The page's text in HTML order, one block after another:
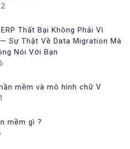
Thất Bại Không Phải Vì
Sự Thật Về Data Migration Mà
Nói Với Bạn
mềm và mô hình chữ V
mềm gì ?